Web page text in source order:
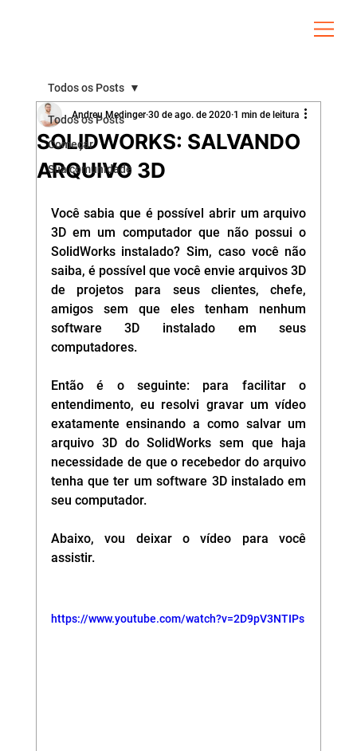
Todos os Posts
Começar
Sua comunidade
Todos os Posts
SOLIDWORKS: SALVANDO
ARQUIVO 3D
Andreu Medinger 30 de ago. de 2020 1 min de leitura
Você sabia que é possível abrir um arquivo
3D em um computador que não possui o
SolidWorks instalado? Sim, caso você não
saiba, é possível que você envie arquivos 3D
de projetos para seus clientes, chefe,
amigos sem que eles tenham nenhum
software 3D instalado em seus
computadores.
Então é o seguinte: para facilitar o
entendimento, eu resolvi gravar um vídeo
exatamente ensinando a como salvar um
arquivo 3D do SolidWorks sem que haja
necessidade de que o recebedor do arquivo
tenha que ter um software 3D instalado em
seu computador.
Abaixo, vou deixar o vídeo para você
assistir.
https://www.youtube.com/watch?v=2D9pV3NTIPs